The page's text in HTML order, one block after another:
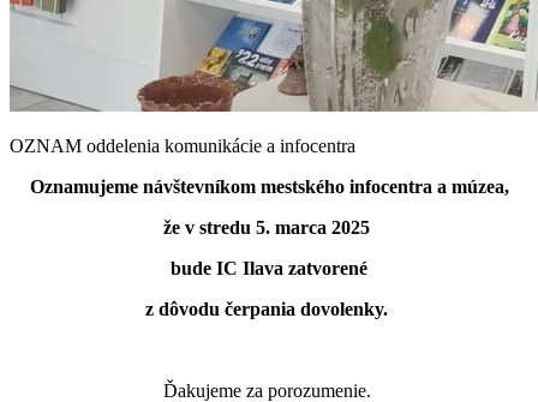
OZNAM oddelenia komunikácie a infocentra
Oznamujeme návštevníkom mestského infocentra a múzea,
že v stredu 5. marca 2025
bude IC Ilava zatvorené
z dôvodu čerpania dovolenky.
Ďakujeme za porozumenie.